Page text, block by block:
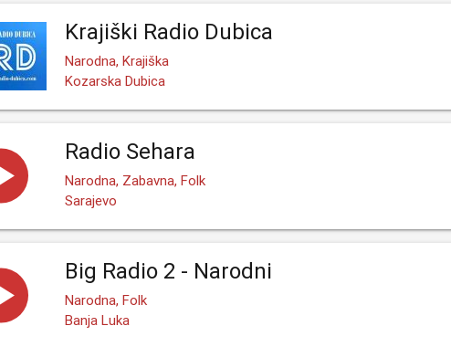
Krajiški Radio Dubica
Narodna, Krajiška
Kozarska Dubica
Radio Sehara
Narodna, Zabavna, Folk
Sarajevo
Big Radio 2 - Narodni
Narodna, Folk
Banja Luka